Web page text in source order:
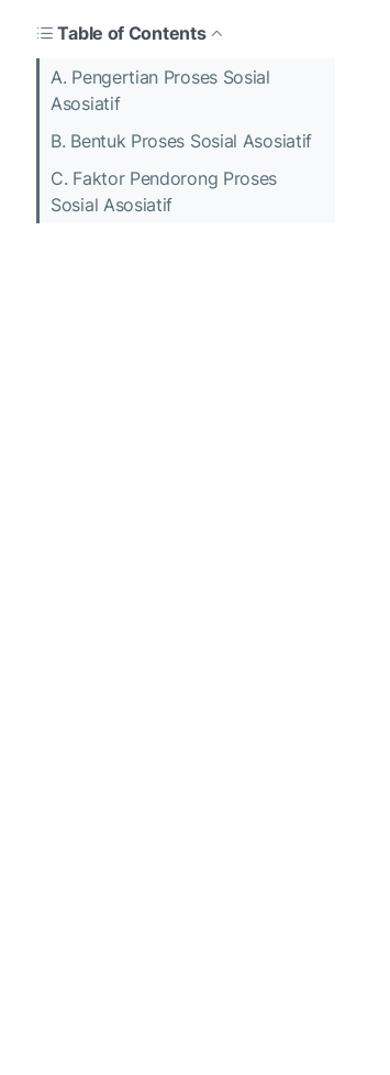
Table of Contents
A. Pengertian Proses Sosial
Asosiatif
B. Bentuk Proses Sosial Asosiatif
C. Faktor Pendorong Proses
Sosial Asosiatif